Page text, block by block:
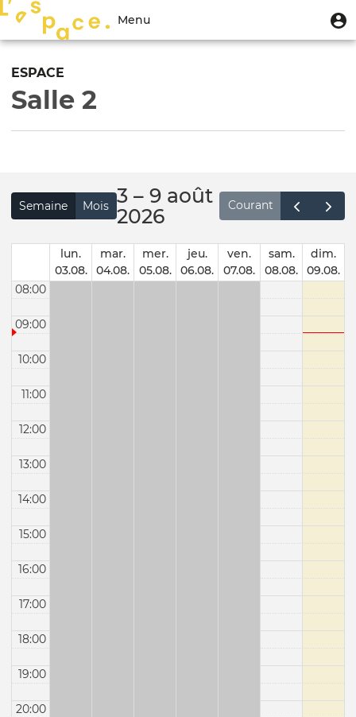
contenu
Menu
du
compte
de
l'utilisateur
Menu
Toggle
ESPACE
Salle 2
Semaine Mois 3 – 9 août
2026
Courant
lun.
03.08.
mar.
04.08.
mer.
05.08.
jeu.
06.08.
ven.
07.08.
sam.
08.08.
dim.
09.08.
08:00
09:00
10:00
11:00
12:00
13:00
14:00
15:00
16:00
17:00
18:00
19:00
20:00